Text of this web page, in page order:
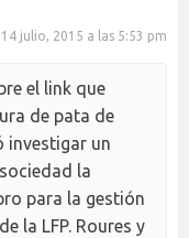
14 julio, 2015 a las 5:53 pm
el link que
de pata de
investigar un
la
para la gestión
la LFP. Roures y